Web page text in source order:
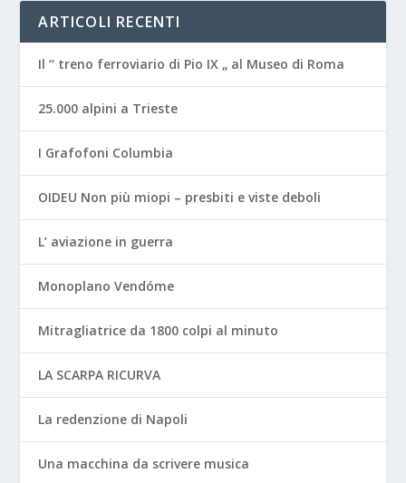
ARTICOLI RECENTI
Il “ treno ferroviario di Pio IX „ al Museo di Roma
25.000 alpini a Trieste
I Grafofoni Columbia
OIDEU Non più miopi – presbiti e viste deboli
L’ aviazione in guerra
Monoplano Vendóme
Mitragliatrice da 1800 colpi al minuto
LA SCARPA RICURVA
La redenzione di Napoli
Una macchina da scrivere musica